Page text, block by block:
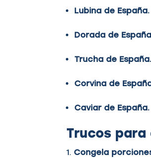
Lubina de España.
Dorada de
Trucha de España.
Corvina de
Caviar de España.
Trucos
Congela